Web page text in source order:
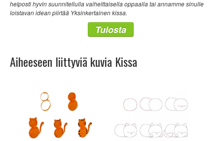
helposti hyvin suunnitellulla vaiheittaisella oppaalla tai annamme sinulle
loistavan idean piirtää Yksinkertainen kissa.
Tulosta
Aiheeseen liittyviä kuvia Kissa